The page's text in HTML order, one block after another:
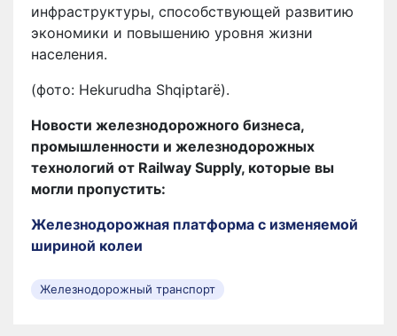
инфраструктуры, способствующей развитию
экономики и повышению уровня жизни
населения.
(фото: Hekurudha Shqiptarë).
Новости железнодорожного бизнеса,
промышленности и железнодорожных
технологий от Railway Supply, которые вы
могли пропустить:
Железнодорожная платформа с изменяемой
шириной колеи
Железнодорожный транспорт